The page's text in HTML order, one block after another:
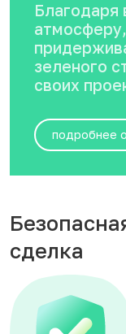
Благодаря
зеленого
своих
подробнее
сделка